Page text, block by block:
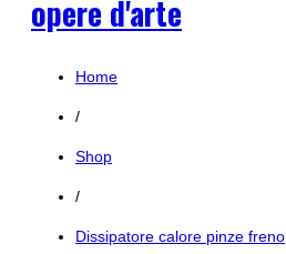
Home
/
Shop
/
Dissipatore calore pinze freno